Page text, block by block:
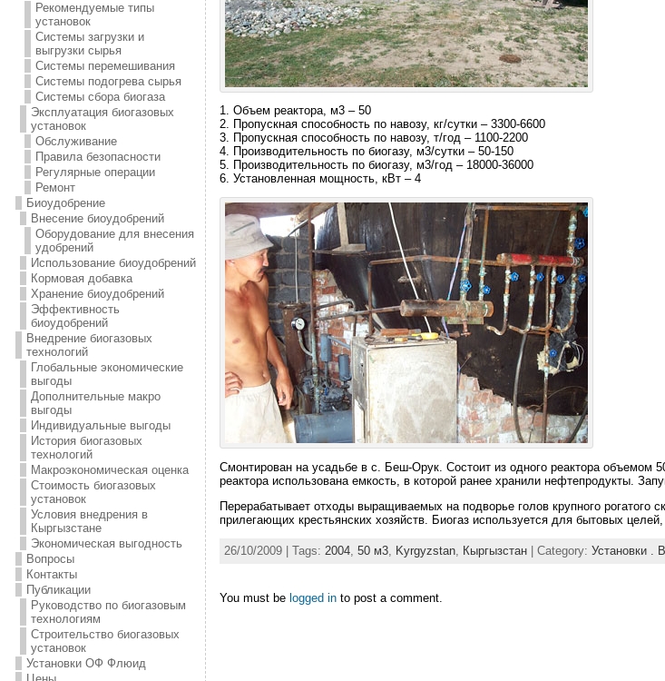
Рекомендуемые типы
установок
Системы загрузки и
выгрузки сырья
Системы перемешивания
Системы подогрева сырья
Системы сбора биогаза
Эксплуатация биогазовых
установок
Обслуживание
Правила безопасности
Регулярные операции
Ремонт
Биоудобрение
Внесение биоудобрений
Оборудование для внесения
удобрений
Использование биоудобрений
Кормовая добавка
Хранение биоудобрений
Эффективность
биоудобрений
Внедрение биогазовых
технологий
Глобальные экономические
выгоды
Дополнительные макро
выгоды
Индивидуальные выгоды
История биогазовых
технологий
Макроэкономическая оценка
Стоимость биогазовых
установок
Условия внедрения в
Кыргызстане
Экономическая выгодность
Вопросы
Контакты
Публикации
Руководство по биогазовым
технологиям
Строительство биогазовых
установок
Установки ОФ Флюид
1. Объем реактора, м3 – 50
2. Пропускная способность по навозу, кг/сутки – 3300-6600
3. Пропускная способность по навозу, т/год – 1100-2200
4. Производительность по биогазу, м3/сутки – 50-150
5. Производительность по биогазу, м3/год – 18000-36000
6. Установленная мощность, кВт – 4
Смонтирован на усадьбе в с. Беш-Орук. Состоит из одного реактора объемом
реактора использована емкость, в которой ранее хранили нефтепродукты.
Перерабатывает отходы выращиваемых на подворье голов крупного рогатого
прилегающих крестьянских хозяйств. Биогаз используется для бытовых
26/10/2009 | Tags: 2004, 50 м3, Kyrgyzstan, Кыргызстан| Category: Установки .
You must be logged into post a comment.